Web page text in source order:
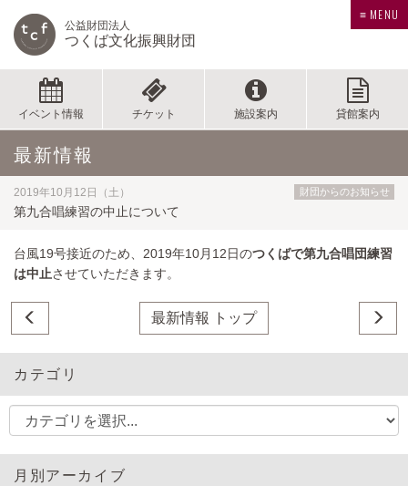
公益財団法人
つくば文化振興財団
≡ MENU
イベント情報 チケット 施設案内 貸館案内
最新情報
2019年10月12日（土） 財団からのお知らせ
第九合唱練習の中止について
台風19号接近のため、2019年10月12日のつくばで第九合唱団練習
は中止させていただきます。
最新情報 トップ
カテゴリ
月別アーカイブ